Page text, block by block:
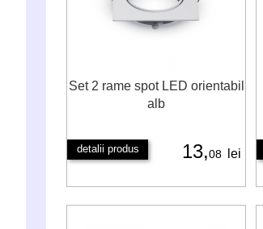
Set 2 rame spot LED orientabil
alb
detalii produs 13,08 lei